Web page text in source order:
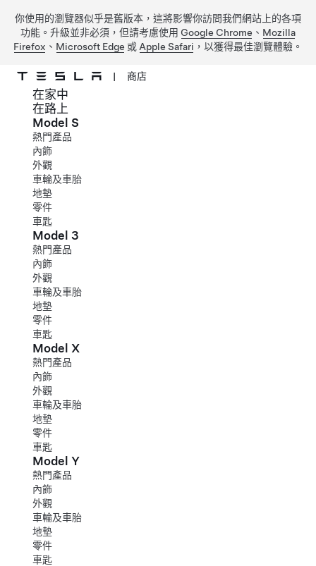
你使用的瀏覽器似乎是舊版本，這將影響你訪問我們網站上的各項
功能。升級並非必須，但請考慮使用 Google Chrome 、 Mozilla
Firefox 、 Microsoft Edge 或 Apple Safari ，以獲得最佳瀏覽體驗。
跳到主要內容
| 商店
在家中
在路上
Model S
熱門產品
內飾
外觀
車輪及車胎
地墊
零件
車匙
Model 3
熱門產品
內飾
外觀
車輪及車胎
地墊
零件
車匙
Model X
熱門產品
內飾
外觀
車輪及車胎
地墊
零件
車匙
Model Y
熱門產品
內飾
外觀
車輪及車胎
地墊
零件
車匙